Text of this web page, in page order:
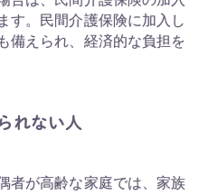
す。民間介護保険に加入し
備えられ、経済的な負担を
れない人
者が高齢な家庭では、家族